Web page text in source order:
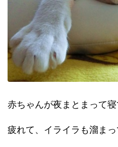
赤ちゃんが夜まとまって寝
疲れて、イライラも溜まっ